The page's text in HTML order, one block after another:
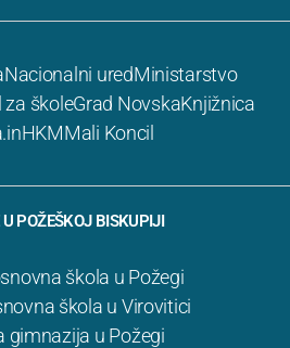
Nacionalni uredMinistarstvo
za školeGrad NovskaKnjižnica
HKMMali Koncil
POŽEŠKOJ BISKUPIJI
škola u Požegi
škola u Virovitici
gimnazija u Požegi